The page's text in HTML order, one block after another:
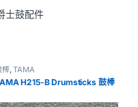
士鼓配件
棒,TAMA
H215-B Drumsticks 鼓棒